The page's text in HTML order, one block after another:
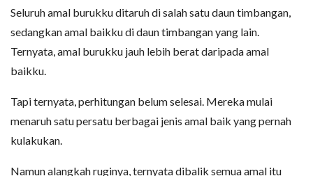
Seluruh amal burukku ditaruh di salah satu daun timbangan,
sedangkan amal baikku di daun timbangan yang lain.
Ternyata, amal burukku jauh lebih berat daripada amal
baikku.
Tapi ternyata, perhitungan belum selesai. Mereka mulai
menaruh satu persatu berbagai jenis amal baik yang pernah
kulakukan.
Namun alangkah ruginya, ternyata dibalik semua amal itu